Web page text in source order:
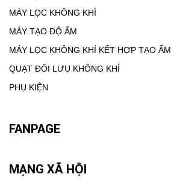
MÁY LỌC KHÔNG KHÍ
MÁY TẠO ĐỘ ẨM
MÁY LỌC KHÔNG KHÍ KẾT HỢP TẠO ẨM
QUẠT ĐỐI LƯU KHÔNG KHÍ
PHỤ KIỆN
FANPAGE
MẠNG XÃ HỘI